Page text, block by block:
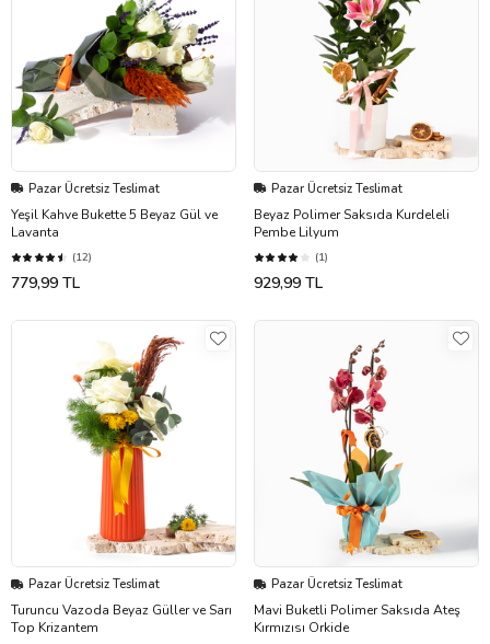
Pazar Ücretsiz Teslimat
Yeşil Kahve Bukette 5 Beyaz Gül ve
Lavanta
(12)
779,99 TL
Pazar Ücretsiz Teslimat
Beyaz Polimer Saksıda Kurdeleli
Pembe Lilyum
(1)
929,99 TL
Pazar Ücretsiz Teslimat
Turuncu Vazoda Beyaz Güller ve Sarı
Top Krizantem
Pazar Ücretsiz Teslimat
Mavi Buketli Polimer Saksıda Ateş
Kırmızısı Orkide